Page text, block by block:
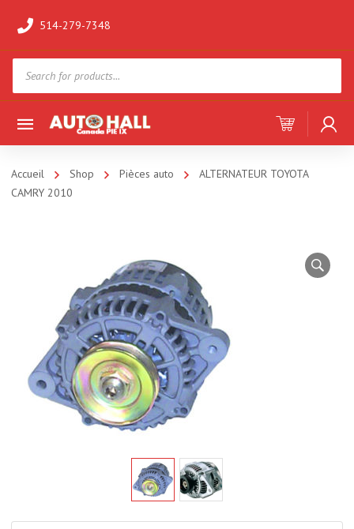
514-279-7348
search
Accueil Shop Pièces auto
ALTERNATEUR TOYOTA
CAMRY 2010